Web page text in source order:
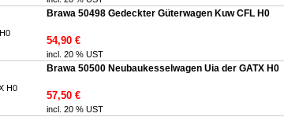
Brawa 50498 Gedeckter Güterwagen Kuw CFL H0
54,90 €
incl. 20 % UST
Brawa 50500 Neubaukesselwagen Uia der GATX H0
57,50 €
incl. 20 % UST